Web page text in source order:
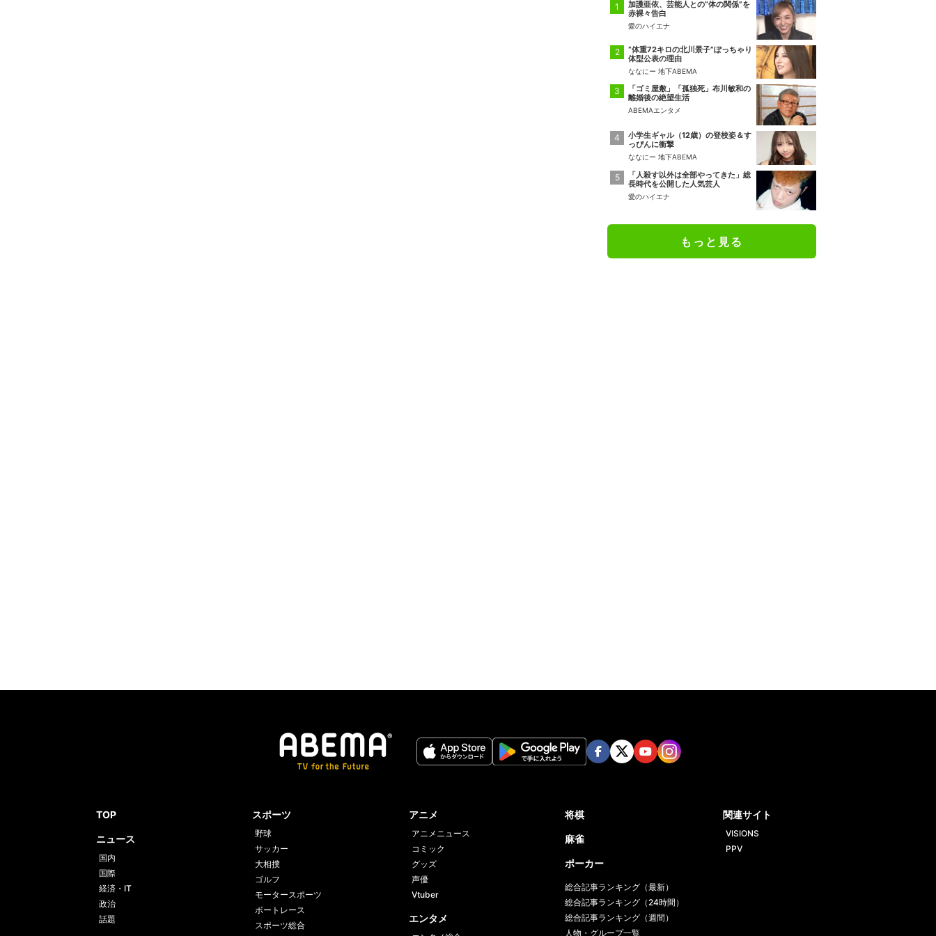
加護亜依、芸能人との“体の関係”を
赤裸々告白
愛のハイエナ
“体重72キロの北川景子”ぽっちゃり
体型公表の理由
ななにー 地下ABEMA
「ゴミ屋敷」「孤独死」布川敏和の
離婚後の絶望生活
ABEMAエンタメ
小学生ギャル（12歳）の登校姿＆す
っぴんに衝撃
ななにー 地下ABEMA
「人殺す以外は全部やってきた」総
長時代を公開した人気芸人
愛のハイエナ
もっと見る
TOP
ニュース
国内
国際
経済・IT
政治
話題
スポーツ
野球
サッカー
大相撲
ゴルフ
モータースポーツ
ボートレース
スポーツ総合
アニメ
アニメニュース
コミック
グッズ
声優
Vtuber
エンタメ
将棋
麻雀
ポーカー
総合記事ランキング（最新）
総合記事ランキング（24時間）
総合記事ランキング（週間）
人物・グループ一覧
関連サイト
VISIONS
PPV